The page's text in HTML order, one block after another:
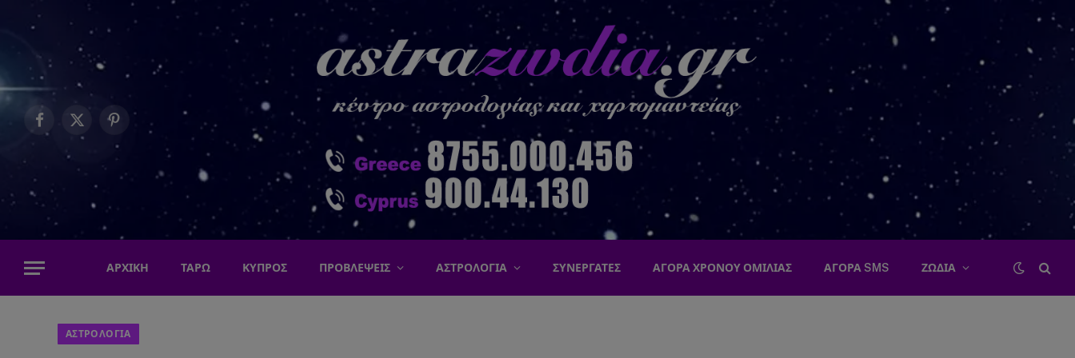
Facebook
X
(Twitter)
Pinterest
ΑΡΧΙΚΗ ΤΑΡΩ ΚΥΠΡΟΣ ΠΡΟΒΛΕΨΕΙΣ ΑΣΤΡΟΛΟΓΙΑ ΣΥΝΕΡΓΑΤΕΣ ΑΓΟΡΑ ΧΡΟΝΟΥ ΟΜΙΛΙΑΣ ΑΓΟΡΑ SMS ΖΩΔΙΑ
ΑΣΤΡΟΛΟΓΙΑ